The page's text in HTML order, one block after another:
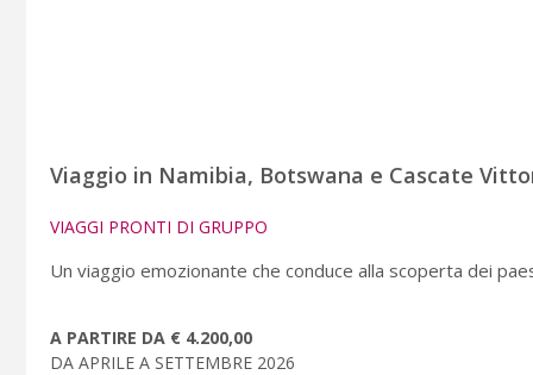
Viaggio in Namibia, Botswana e Cascate
VIAGGI PRONTI DI GRUPPO
Un viaggio emozionante che conduce alla scoperta dei
A PARTIRE DA € 4.200,00
DA APRILE A SETTEMBRE 2026